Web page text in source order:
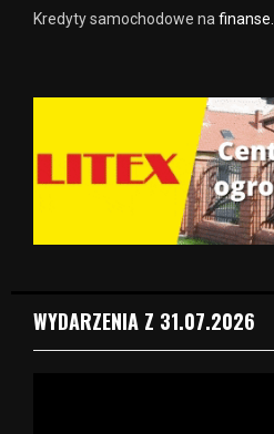
Kredyty samochodowe na
WYDARZENIA Z 31.07.2026